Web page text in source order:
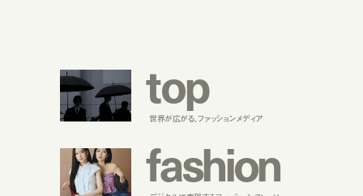
top
世界が広がる、ファッションメディア
fashion